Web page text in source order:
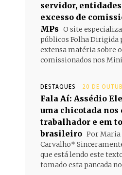
servidor,
excesso de
MPs O site
públicos Folha Dirigida
extensa matéria sobre o
comissionados nos
DESTAQUES 20 DE
Fala Aí: Assédio
uma chicotada
trabalhador e em
brasileiro Por Maria
Carvalho*
que está lendo este
tomado esta pancada